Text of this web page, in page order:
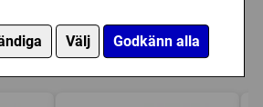
Välj Godkänn alla
har köpt Dice Cup - Flying
& Golden Leather har